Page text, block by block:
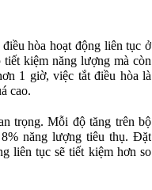
hòa hoạt động liên tục ở
kiệm năng lượng mà còn
1 giờ, việc tắt điều hòa là
cao.
trọng. Mỗi độ tăng trên bộ
năng lượng tiêu thụ. Đặt
liên tục sẽ tiết kiệm hơn so